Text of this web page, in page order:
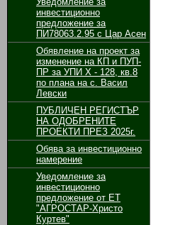
инвестиционно
предложение за
ПИ78063.2.95 с Цар Асен
Обявление на проект за
изменение на КП и ПУП-
ПР за УПИ Х - 128, кв.8
по плана на с. Васил
Левски
ПУБЛИЧЕН РЕГИСТЪР
НА ОДОБРЕНИТЕ
ПРОЕКТИ ПРЕЗ 2025г.
Обява за инвестиционно
намерение
Уведомление за
инвестиционно
предложение от ЕТ
"АГРОСТАР-Христо
Куртев"